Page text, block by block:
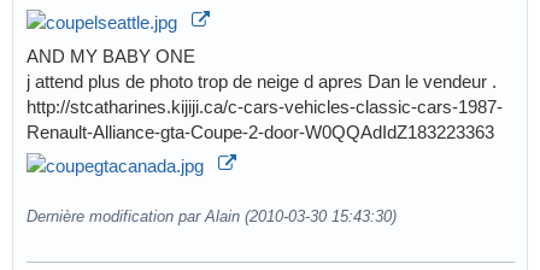
AND MY BABY ONE
j attend plus de photo trop de neige d apres Dan le vendeur .
http://stcatharines.kijiji.ca/c-cars-vehicles-classic-cars-1987-
Renault-Alliance-gta-Coupe-2-door-W0QQAdIdZ183223363
Dernière modification par Alain (2010-03-30 15:43:30)